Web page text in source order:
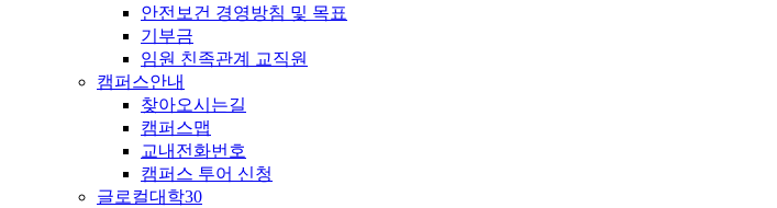
안전보건 경영방침 및 목표
기부금
임원 친족관계 교직원
캠퍼스안내
찾아오시는길
캠퍼스맵
교내전화번호
캠퍼스 투어 신청
글로컬대학30